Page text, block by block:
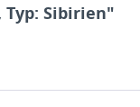
Typ: Sibirien"